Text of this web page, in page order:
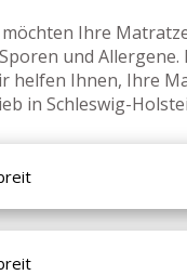
Ihre
und
helfen Ihnen, Ihre
in Schleswig-